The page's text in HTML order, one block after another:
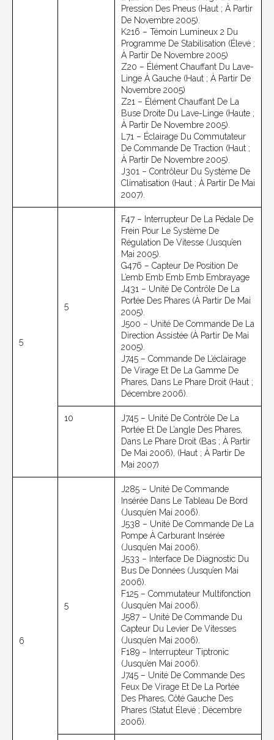
Pression Des Pneus (haut ; À Partir
De Novembre 2005).
K216 – Témoin Lumineux 2 Du
Programme De Stabilisation (élevé ;
À Partir De Novembre 2005)
Z20 – Élément Chauffant Du Lave-
Linge À Gauche (haut ; À Partir De
Novembre 2005)
Z21 – Élément Chauffant De La
Buse Droite Du Lave-Linge (haute ;
À Partir De Novembre 2005).
L71 – Éclairage Du Commutateur
De Commande De Traction (haut ;
À Partir De Novembre 2005).
J301 – Contrôleur Du Système De
Climatisation (haut ; À Partir De Mai
2007).
5
5
F47 – Interrupteur De La Pédale De
Frein Pour Le Système De
Régulation De Vitesse (jusqu’en
Mai 2005).
G476 – Capteur De Position De
L’emb Emb Emb Emb Embrayage
J431 – Unité De Contrôle De La
Portée Des Phares (à Partir De Mai
2005).
J500 – Unité De Commande De La
Direction Assistée (à Partir De Mai
2005).
J745 – Commande De L’éclairage
De Virage Et De La Gamme De
Phares, Dans Le Phare Droit (haut ;
Décembre 2006).
10
J745 – Unité De Contrôle De La
Portée Et De L’angle Des Phares,
Dans Le Phare Droit (bas ; À Partir
De Mai 2006), (haut ; À Partir De
Mai 2007)
6
5
J285 – Unité De Commande
Insérée Dans Le Tableau De Bord
(jusqu’en Mai 2006).
J538 – Unité De Commande De La
Pompe À Carburant Insérée
(jusqu’en Mai 2006).
J533 – Interface De Diagnostic Du
Bus De Données (jusqu’en Mai
2006).
F125 – Commutateur Multifonction
(jusqu’en Mai 2006).
J587 – Unité De Commande Du
Capteur Du Levier De Vitesses
(jusqu’en Mai 2006).
F189 – Interrupteur Tiptronic
(jusqu’en Mai 2006).
J745 – Unité De Commande Des
Feux De Virage Et De La Portée
Des Phares, Côté Gauche Des
Phares (statut Élevé ; Décembre
2006).